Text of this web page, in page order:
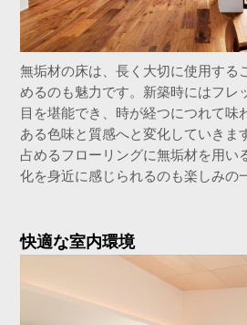
無垢材の床は、長く大切に使用する
めるのも魅力です。新築時にはフレ
目を堪能でき、時が経つにつれて味
ある色味と質感へと変化していきま
占めるフローリングに無垢材を用い
化を身近に感じられるのも楽しみの
快適な室内環境